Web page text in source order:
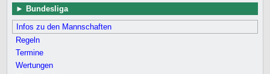
Bundesliga
Infos zu den Mannschaften
Regeln
Termine
Wertungen